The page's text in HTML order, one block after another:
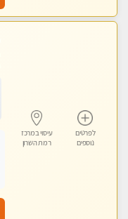
לפרטים
נוספים
עיסוי במרכז
רמת השרון